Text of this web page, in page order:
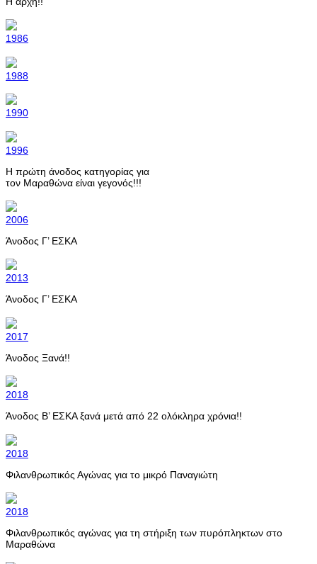
1986
1988
1990
1996
Η πρώτη άνοδος κατηγορίας για
τον Μαραθώνα είναι γεγονός!!!
2006
Άνοδος Γ’ ΕΣΚΑ
2013
Άνοδος Γ’ ΕΣΚΑ
2017
Άνοδος Ξανά!!
2018
Άνοδος Β’ ΕΣΚΑ ξανά μετά από 22 ολόκληρα χρόνια!!
2018
Φιλανθρωπικός Αγώνας για το μικρό Παναγιώτη
2018
Φιλανθρωπικός αγώνας για τη στήριξη των πυρόπληκτων στο
Μαραθώνα